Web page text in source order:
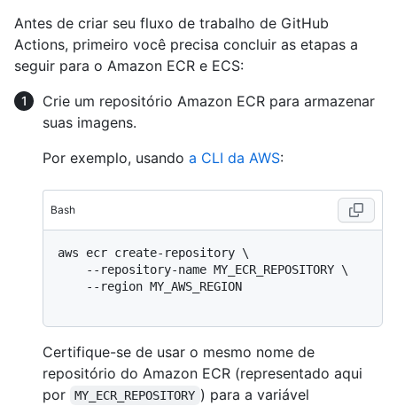
Antes de criar seu fluxo de trabalho de GitHub
Actions, primeiro você precisa concluir as etapas a
seguir para o Amazon ECR e ECS:
Crie um repositório Amazon ECR para armazenar
suas imagens.
Por exemplo, usando a CLI da AWS:
Bash
aws ecr create-repository \
Certifique-se de usar o mesmo nome de
repositório do Amazon ECR (representado aqui
por
MY_ECR_REPOSITORY ) para a variável